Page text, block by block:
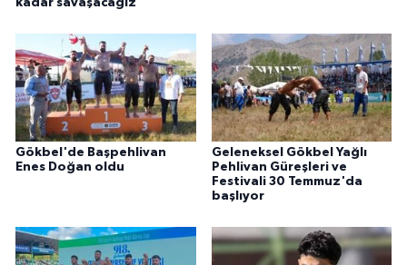
kadar savaşacağız
Gökbel'de Başpehlivan
Enes Doğan oldu
Geleneksel Gökbel Yağlı
Pehlivan Güreşleri ve
Festivali 30 Temmuz'da
başlıyor